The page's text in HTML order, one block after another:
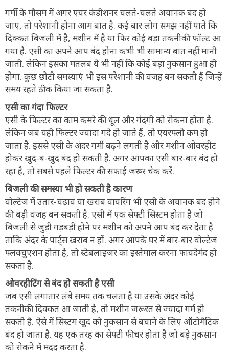
गर्मी के मौसम में अगर एयर कंडीशनर चलते-चलते अचानक बंद हो
जाए, तो परेशानी होना आम बात है. कई बार लोग समझ नहीं पाते कि
दिक्कत बिजली में है, मशीन में है या फिर कोई बड़ा तकनीकी फॉल्ट आ
गया है. एसी का अपने आप बंद होना कभी भी सामान्य बात नहीं मानी
जाती. लेकिन इसका मतलब ये भी नहीं कि कोई बड़ा नुकसान हुआ ही
होगा. कुछ छोटी समस्याएं भी इस परेशानी की वजह बन सकती हैं जिन्हें
समय रहते ठीक किया जा सकता है.
एसी का गंदा फिल्टर
एसी के फिल्टर का काम कमरे की धूल और गंदगी को रोकना होता है.
लेकिन जब यही फिल्टर ज्यादा गंदे हो जाते हैं, तो एयरफ्लो कम हो
जाता है. इससे एसी के अंदर गर्मी बढ़ने लगती है और मशीन ओवरहीट
होकर खुद-ब-खुद बंद हो सकती है. अगर आपका एसी बार-बार बंद हो
रहा है, तो सबसे पहले फिल्टर की सफाई जरूर चेक करें.
बिजली की समस्या भी हो सकती है कारण
वोल्टेज में उतार-चढ़ाव या खराब वायरिंग भी एसी के अचानक बंद होने
की बड़ी वजह बन सकती है. एसी में एक सेफ्टी सिस्टम होता है जो
बिजली से जुड़ी गड़बड़ी होने पर मशीन को अपने आप बंद कर देता है
ताकि अंदर के पार्ट्स खराब न हों. अगर आपके घर में बार-बार वोल्टेज
फ्लक्चुएशन होता है, तो स्टेबलाइजर का इस्तेमाल करना फायदेमंद हो
सकता है.
ओवरहीटिंग से बंद हो सकती है एसी
जब एसी लगातार लंबे समय तक चलता है या उसके अंदर कोई
तकनीकी दिक्कत आ जाती है, तो मशीन जरूरत से ज्यादा गर्म हो
सकती है. ऐसे में सिस्टम खुद को नुकसान से बचाने के लिए ऑटोमैटिक
बंद हो जाता है. यह एक तरह का सेफ्टी फीचर होता है जो बड़े नुकसान
को रोकने में मदद करता है.